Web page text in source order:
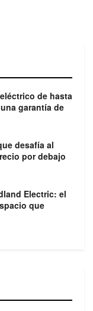
eléctrico de hasta
garantía de
desafía al
por debajo
Electric: el
que